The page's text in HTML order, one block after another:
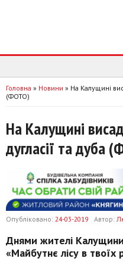
Головна » Новини » На Калущині
(ФОТО)
На Калущині
дугласії та дуба
Опубліковано: 24-03-2019 Автор:
Днями жителі
«Майбутнє лісу в твоїх